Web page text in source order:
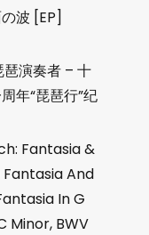
波 [EP]
演奏者 – 十
年“琵琶行”纪
Fantasia &
Fantasia And
In G
Minor, BWV